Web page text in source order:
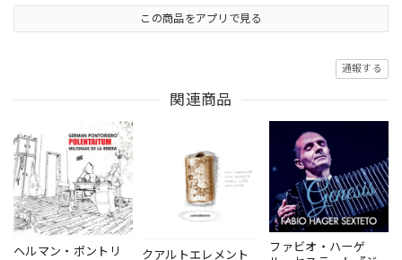
この商品をアプリで見る
通報する
関連商品
ヘルマン・ポントリ
クアルトエレメント
ファビオ・ハーゲ